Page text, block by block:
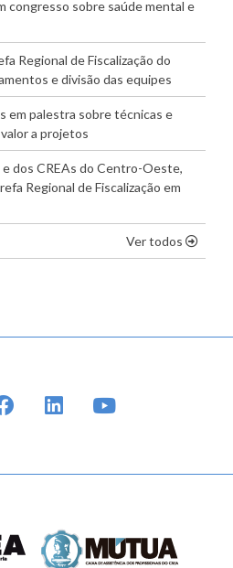
congresso sobre saúde mental e
Regional de Fiscalização do
e divisão das equipes
em palestra sobre técnicas e
a projetos
dos CREAs do Centro-Oeste,
Regional de Fiscalização em
Ver todos os
FACEBOOKLINKEDIN